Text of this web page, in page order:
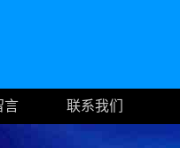
言 联系我们